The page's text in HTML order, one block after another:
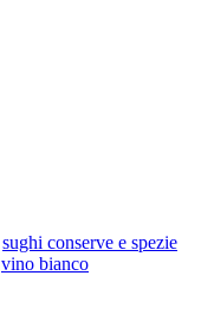
sughi conserve e spezie
vino bianco